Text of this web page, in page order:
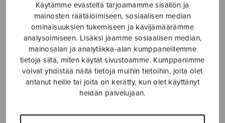
Käytämme evästeitä tarjoamamme sisällön ja
mainosten räätälöimiseen, sosiaalisen median
ominaisuuksien tukemiseen ja kävijämäärämme
analysoimiseen. Lisäksi jaamme sosiaalisen median,
mainosalan ja analytiikka-alan kumppaneillemme
tietoja siitä, miten käytät sivustoamme. Kumppanimme
voivat yhdistää näitä tietoja muihin tietoihin, joita olet
antanut heille tai joita on kerätty, kun olet käyttänyt
heidän palvelujaan.
Etusivu › Media › Canon indeed
Canon indeed
29.9.2017